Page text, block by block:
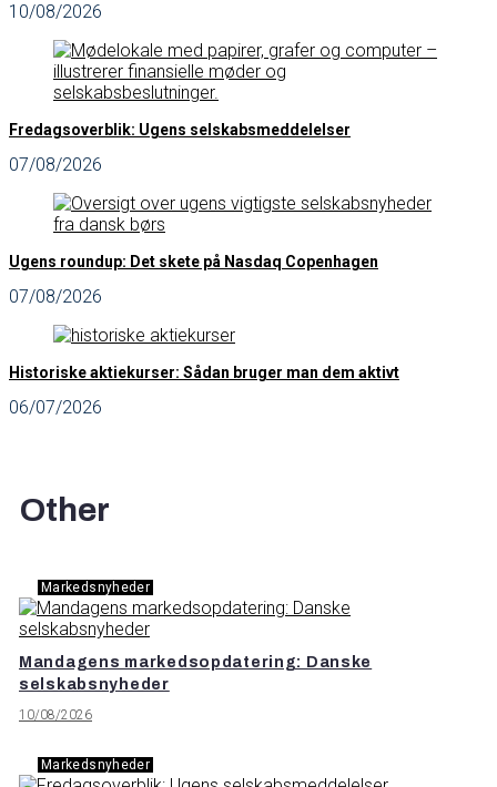
10/08/2026
Fredagsoverblik: Ugens selskabsmeddelelser
07/08/2026
Ugens roundup: Det skete på Nasdaq Copenhagen
07/08/2026
Historiske aktiekurser: Sådan bruger man dem aktivt
06/07/2026
Other
Markedsnyheder
Mandagens markedsopdatering: Danske
selskabsnyheder
10/08/2026
Markedsnyheder